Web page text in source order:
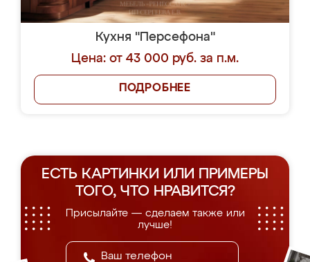
Кухня "Персефона"
Цена: от 43 000 руб. за п.м.
ПОДРОБНЕЕ
ЕСТЬ КАРТИНКИ ИЛИ ПРИМЕРЫ
ТОГО, ЧТО НРАВИТСЯ?
Присылайте — сделаем также или
лучше!